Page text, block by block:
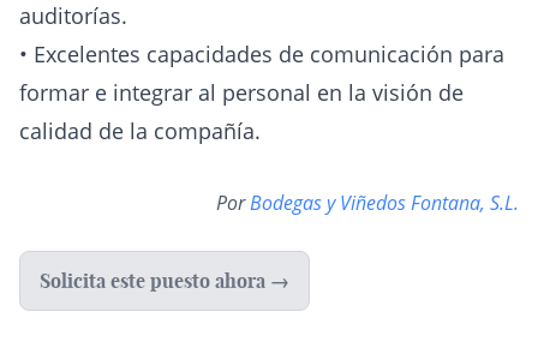
auditorías.
• Excelentes capacidades de comunicación para
formar e integrar al personal en la visión de
calidad de la compañía.
PorBodegas y Viñedos Fontana, S.L.
Solicita este puesto ahora →